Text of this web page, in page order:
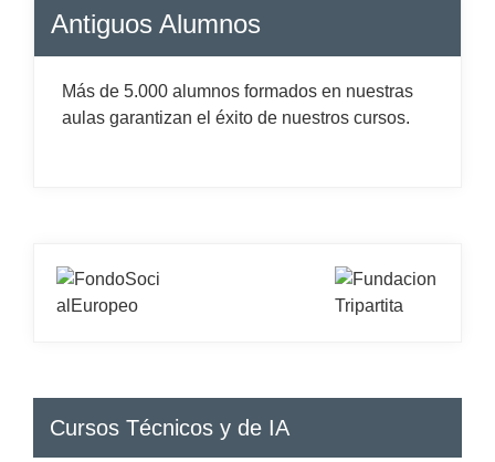
Antiguos Alumnos
Más de 5.000 alumnos formados en nuestras
aulas garantizan el éxito de nuestros cursos.
Cursos Técnicos y de IA